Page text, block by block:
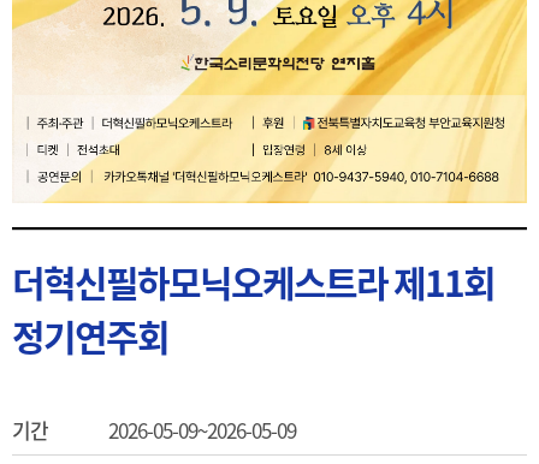
더혁신필하모닉오케스트라 제11회
정기연주회
기간
2026-05-09~2026-05-09